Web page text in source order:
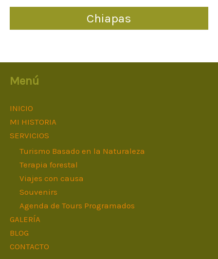
Chiapas
Menú
INICIO
MI HISTORIA
SERVICIOS
Turismo Basado en la Naturaleza
Terapia forestal
Viajes con causa
Souvenirs
Agenda de Tours Programados
GALERÍA
BLOG
CONTACTO